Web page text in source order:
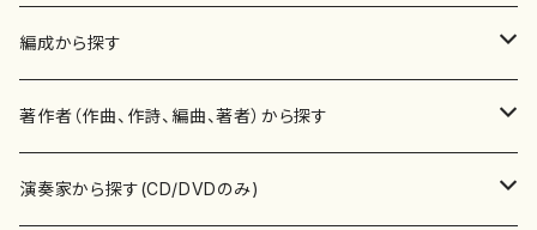
楽譜
書籍
書籍
CD・DVD
編成から探す
邦楽器
箏・琴（ソロ）
合唱
著作者（作曲、作詩、編曲、著者）から探す
あ行
演奏家から探す(CD/DVDのみ)